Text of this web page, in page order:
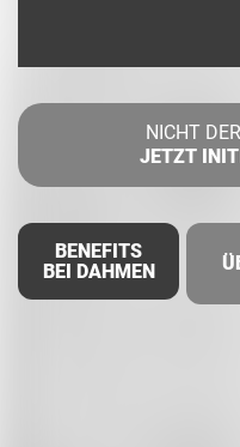
NICHT
JETZT
BENEFITS
BEI DAHMEN